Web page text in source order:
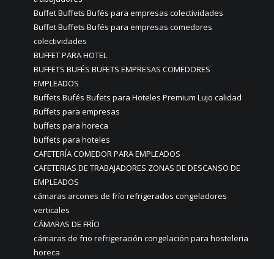
Buffet Buffets Bufés para empresas colectividades
Buffet Buffets Bufés para empresas comedores
colectividades
BUFFET PARA HOTEL
BUFFETS BUFÉS BUFETS EMPRESAS COMEDORES
EMPLEADOS
Buffets Bufés Bufets para Hoteles Premium Lujo calidad
Buffets para empresas
buffets para horeca
buffets para hoteles
CAFETERÍA COMEDOR PARA EMPLEADOS
CAFETERIAS DE TRABAJADORES ZONAS DE DESCANSO DE
EMPLEADOS
cámaras arcones de frío refrigerados congeladores
verticales
CÁMARAS DE FRÍO
cámaras de frio refrigeración congelación para hosteleria
horeca